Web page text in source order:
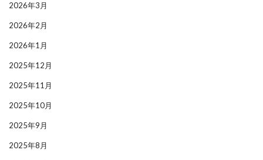
2026年3月
2026年2月
2026年1月
2025年12月
2025年11月
2025年10月
2025年9月
2025年8月